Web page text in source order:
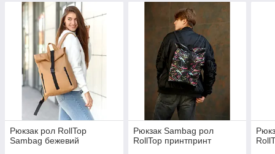
Рюкзак рол RollTop
Sambag бежевий
Рюкзак Sambag рол
RollTop принтпринт